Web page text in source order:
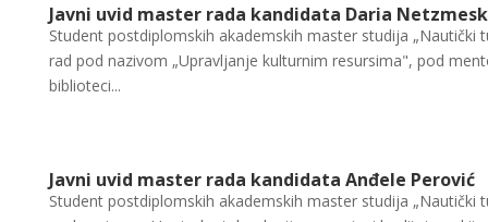
Javni uvid master rada kandidata Daria
Student postdiplomskih akademskih master studija
rad pod nazivom „Upravljanje kulturnim resursima", pod
biblioteci...
Javni uvid master rada kandidata Anđele Perović
Student postdiplomskih akademskih master studija